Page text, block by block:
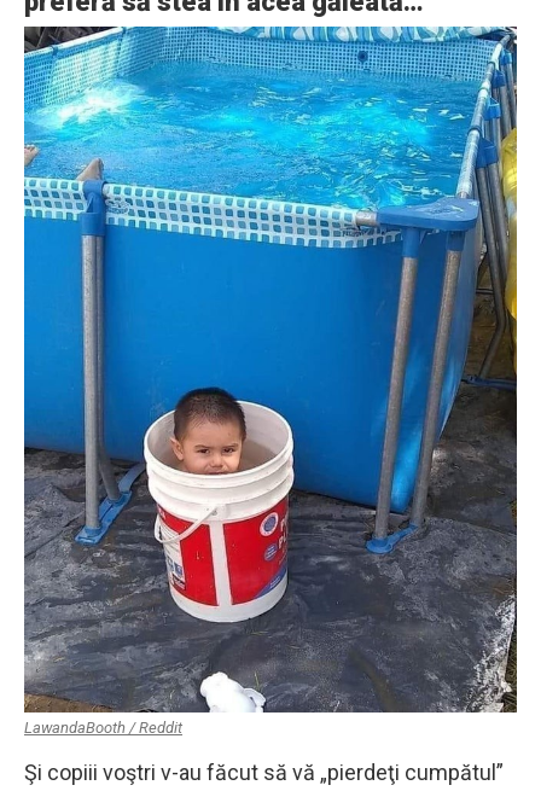
LawandaBooth / Reddit
Şi copiii voştri v-au făcut să vă „pierdeţi cumpătul”